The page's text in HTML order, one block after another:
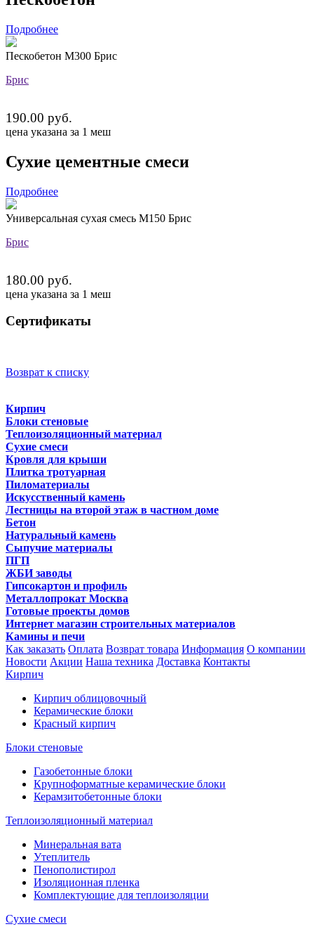
Подробнее
Пескобетон М300 Брис
Брис
190.00 руб.
цена указана за 1 меш
Сухие цементные смеси
Подробнее
Универсальная сухая смесь М150 Брис
Брис
180.00 руб.
цена указана за 1 меш
Сертификаты
Возврат к списку
Кирпич
Блоки стеновые
Теплоизоляционный материал
Сухие смеси
Кровля для крыши
Плитка тротуарная
Пиломатериалы
Искусственный камень
Лестницы на второй этаж в частном доме
Бетон
Натуральный камень
Сыпучие материалы
ПГП
ЖБИ заводы
Гипсокартон и профиль
Металлопрокат Москва
Готовые проекты домов
Интернет магазин строительных материалов
Камины и печи
Как заказать Оплата Возврат товара Информация О компании
Новости Акции Наша техника Доставка Контакты
Кирпич
Кирпич облицовочный
Керамические блоки
Красный кирпич
Блоки стеновые
Газобетонные блоки
Крупноформатные керамические блоки
Керамзитобетонные блоки
Теплоизоляционный материал
Минеральная вата
Утеплитель
Пенополистирол
Изоляционная пленка
Комплектующие для теплоизоляции
Сухие смеси